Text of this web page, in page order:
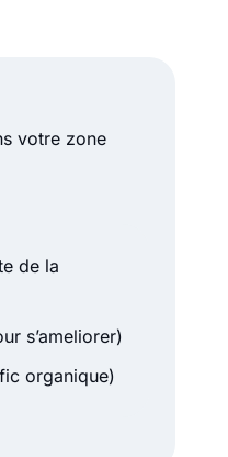
votre zone
de la
s’ameliorer)
organique)